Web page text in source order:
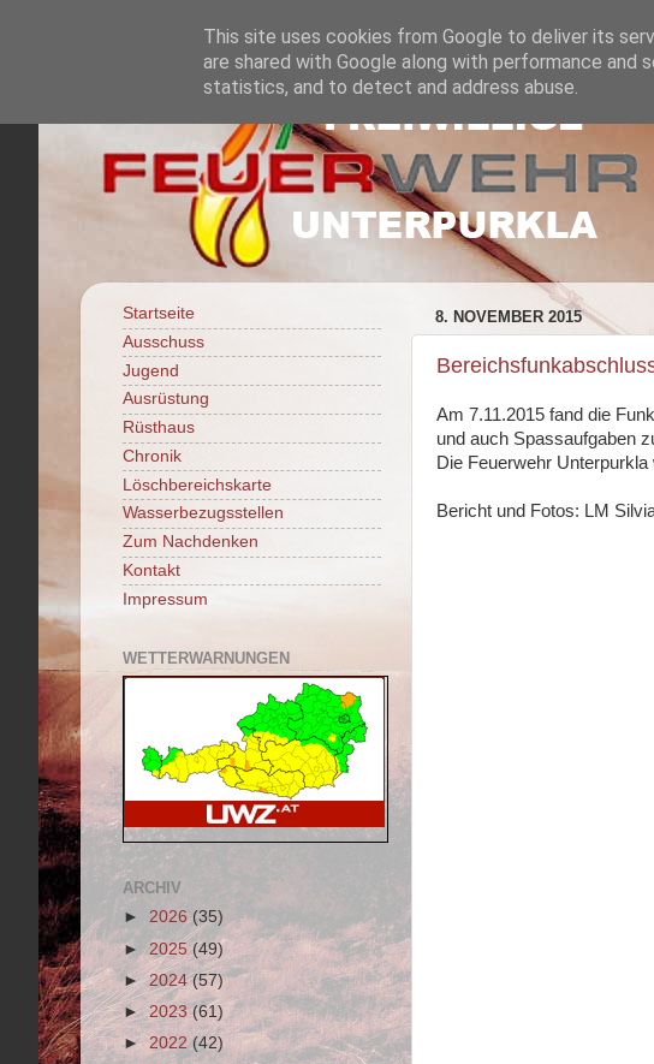
8. NOVEMBER 2015
Am 7.11.2015 fand die
und auch Spassaufgaben
Die Feuerwehr
Bericht und Fotos: LM
Startseite
Ausschuss
Jugend
Ausrüstung
Rüsthaus
Chronik
Löschbereichskarte
Wasserbezugsstellen
Zum Nachdenken
Kontakt
Impressum
WETTERWARNUNGEN
ARCHIV
► 2026 (35)
► 2025(49)
►2024(57)
► 2023 (61)
► 2022(42)
This site uses cookies from Google to deliver its
are shared with Google along with performance
statistics, and to detect and address abuse.